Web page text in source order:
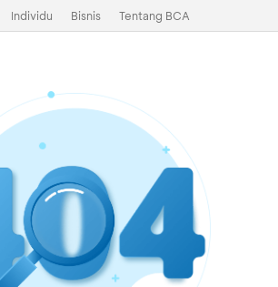
Individu Bisnis Tentang BCA